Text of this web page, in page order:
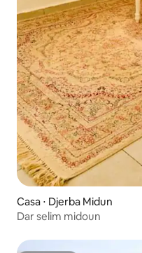
Casa ⋅ Djerba Midun
Dar selim midoun